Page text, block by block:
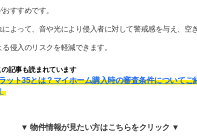
おすすめです。
によって、音や光により侵入者に対して警戒感を与え、空
る侵入のリスクを軽減できます。
記事も読まれています
ット35とは？マイホーム購入時の審査条件についてご
▼ 物件情報が見たい方はこちらをクリック ▼